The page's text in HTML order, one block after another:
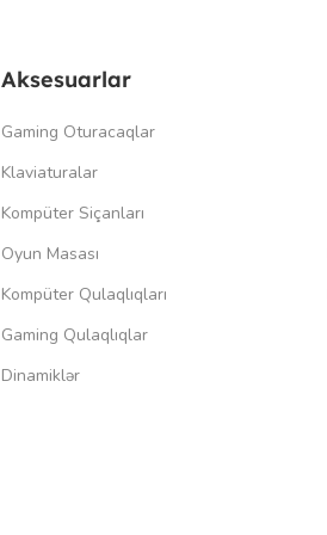
Aksesuarlar
Gaming Oturacaqlar
Klaviaturalar
Kompüter Siçanları
Oyun Masası
Kompüter Qulaqlıqları
Gaming Qulaqlıqlar
Dinamiklər